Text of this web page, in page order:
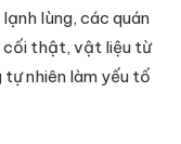
lùng, các quán
cối thật, vật liệu từ
tự nhiên làm yếu tố